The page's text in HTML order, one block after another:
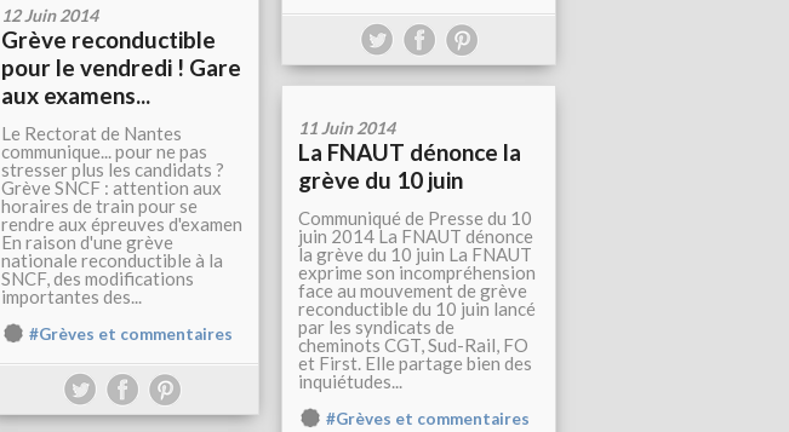
12 Juin 2014
Grève reconductible
pour le vendredi ! Gare
aux examens...
Le Rectorat de Nantes
communique... pour ne pas
stresser plus les candidats ?
Grève SNCF : attention aux
horaires de train pour se
rendre aux épreuves d'examen
En raison d'une grève
nationale reconductible à la
SNCF, des modifications
importantes des...
#Grèves et commentaires
11 Juin 2014
La FNAUT dénonce la
grève du 10 juin
Communiqué de Presse du 10
juin 2014 La FNAUT dénonce
la grève du 10 juin La FNAUT
exprime son incompréhension
face au mouvement de grève
reconductible du 10 juin lancé
par les syndicats de
cheminots CGT, Sud-Rail, FO
et First. Elle partage bien des
inquiétudes...
#Grèves et commentaires